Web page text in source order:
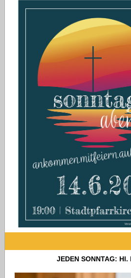
JEDEN SONNTAG: Hl.